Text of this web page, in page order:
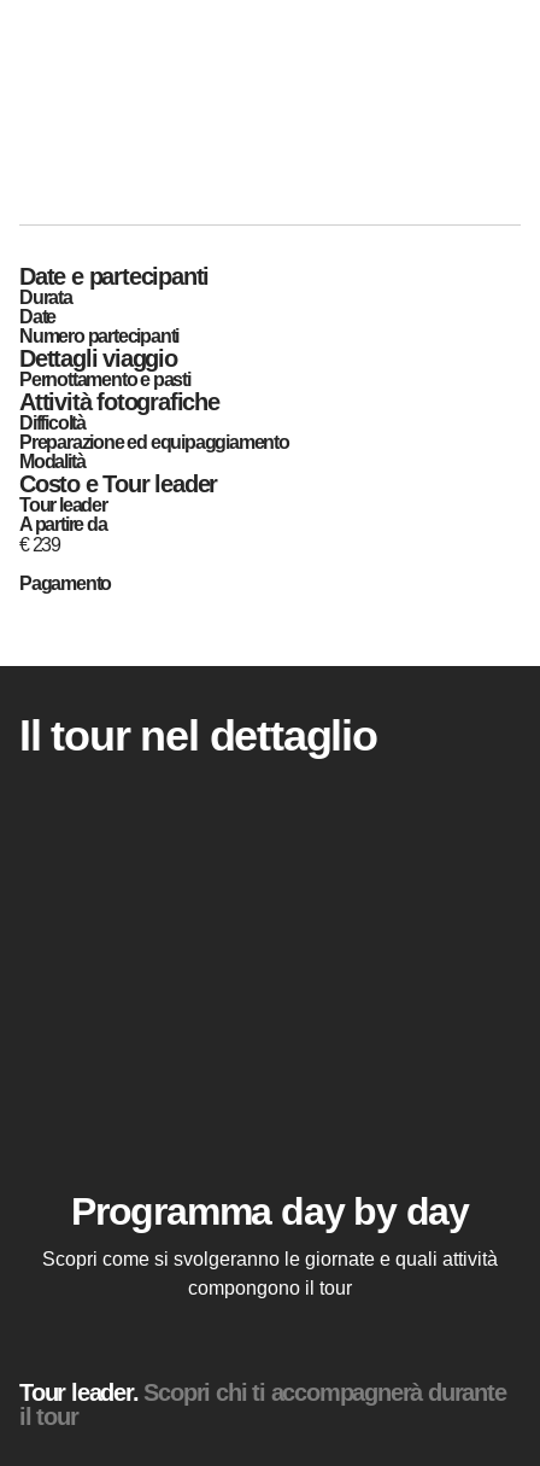
Date e partecipanti
Durata
Date
Numero partecipanti
Dettagli viaggio
Pernottamento e pasti
Attività fotografiche
Difficoltà
Preparazione ed equipaggiamento
Modalità
Costo e Tour leader
Tour leader
A partire da
€239
Pagamento
Il tour nel dettaglio
Programma day by day
Scopri come si svolgeranno le giornate e quali attività
compongono il tour
Tour leader. Scopri chi ti accompagnerà durante
il tour